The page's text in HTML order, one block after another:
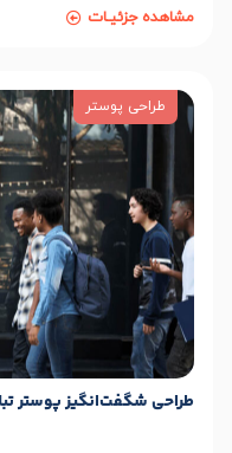
مشاهده جزئیـات
طراحی شگفت‌انگیز پوستر
طراحی پوستر